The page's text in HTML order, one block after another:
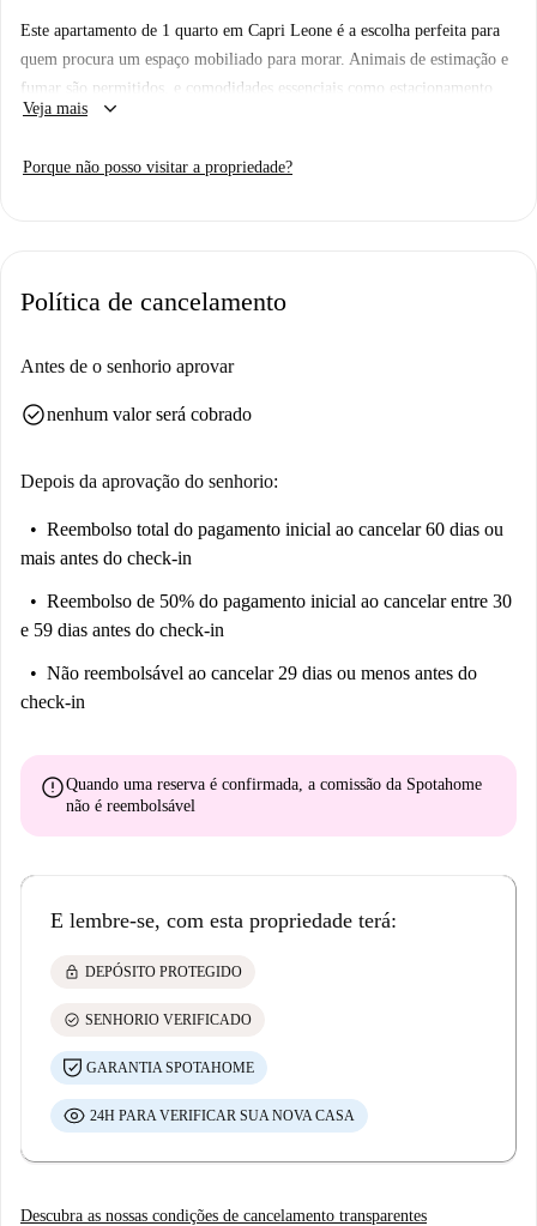
Este apartamento de 1 quarto em Capri Leone é a escolha perfeita para
quem procura um espaço mobiliado para morar. Animais de estimação e
fumar são permitidos, e comodidades essenciais como estacionamento
estão disponíveis para sua conveniência. O imóvel está totalmente
unidades individuais. Além disso, as contas de eletricidade, água, gás e
Capri Leone proporciona um cenário encantador para este imóvel. Você
como o Lavatoio Comunale, um ponto turístico singular. Para opções
Filanda', renomado por seus pratos de churrasco. A localização garante
Veja mais keyboard_arrow_down
Porque não posso visitar a propriedade?
Política de cancelamento
Antes de o senhorio aprovar
check_circlenenhum valor será cobrado
Depois da aprovação do senhorio:
Reembolso total do pagamento inicial ao cancelar 60 dias ou
mais antes do check-in
Reembolso de 50% do pagamento inicial ao cancelar entre 30
e 59 dias antes do check-in
Não reembolsável ao cancelar 29 dias ou menos antes do
check-in
errorQuando uma reserva é confirmada, a comissão da Spotahome
não é reembolsável
E lembre-se, com esta propriedade terá:
lock DEPÓSITO PROTEGIDO
check_circle SENHORIO VERIFICADO
GARANTIA SPOTAHOME
24H PARA VERIFICAR SUA NOVA CASA
Descubra as nossas condições de cancelamento transparentes